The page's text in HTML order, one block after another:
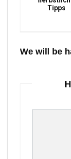
Tipps
We will be